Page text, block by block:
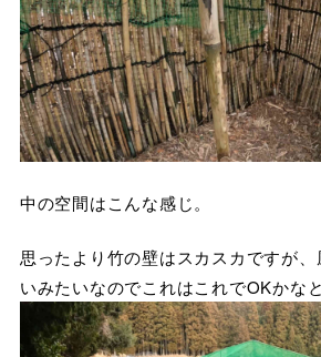
中の空間はこんな感じ。
思ったより竹の壁はスカスカですが
いみたいなのでこれはこれでOKかな